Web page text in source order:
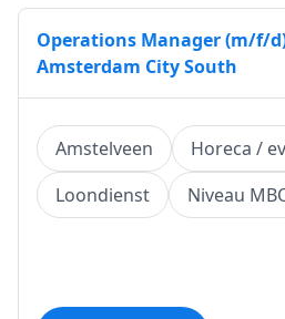
Operations Manager (m/f/
Amsterdam City South
Amstelveen
Horeca /
Loondienst
Niveau